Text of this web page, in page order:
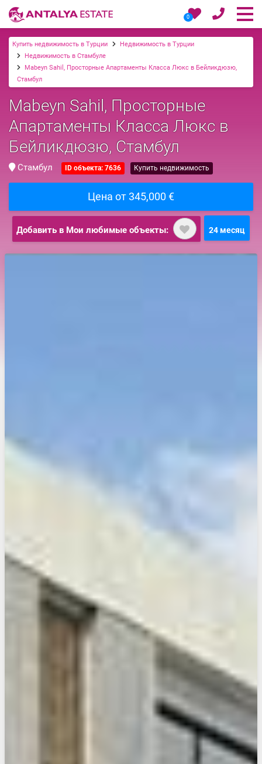
0
Купить недвижимость в Турции
Недвижимость в Турции
Недвижимость в Стамбуле
Mabeyn Sahil, Просторные Апартаменты Класса Люкс в Бейликдюзю,
Стамбул
Mabeyn Sahil, Просторные
Апартаменты Класса Люкс в
Бейликдюзю, Стамбул
Стамбул ID объекта: 7636 Купить недвижимость
Цена от 345,000 €
Добавить в Мои любимые объекты: 24 месяц